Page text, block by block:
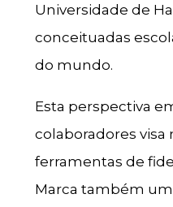
Universidade de
conceituadas
do mundo.
Esta perspectiva
colaboradores
ferramentas de
Marca também um